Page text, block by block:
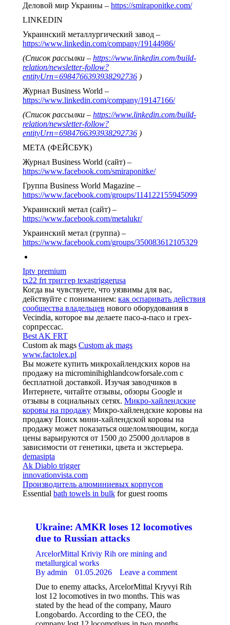
Деловой мир Украины – https://smiraponitke.com/
LINKEDIN
Украинский металлургический завод –
https://www.linkedin.com/company/19144986/
(Список рассылки – https://www.linkedin.com/build-
relation/newsletter-follow?
entityUrn=6984766393938292736 )
Журнал Business World –
https://www.linkedin.com/company/19147166/
(Список рассылки – https://www.linkedin.com/build-
relation/newsletter-follow?
entityUrn=6984766393938292736 )
МЕТА (ФЕЙСБУК)
Журнал Business World (сайт) –
https://www.facebook.com/smiraponitke/
Группа Business World Magazine –
https://www.facebook.com/groups/114122155945099
Украинский метал (сайт) –
https://www.facebook.com/metalukr/
Украинский метал (группа) –
https://www.facebook.com/groups/350083612105329
Iptv premium
tx22 frt триггер texastriggerusa
Когда вы чувствуете, что уязвимы для вас,
действуйте с пониманием: как оспаривать действия
сообщества владельцев нового оборудования в
Vecindia, которое вы делаете пасо-а-пасо и грех-
сорпрессас.
Best AK FRT
Custom ak mags Custom ak mags
www.factolex.pl
Вы можете купить микрохайлендских коров на
продажу на microminihighlandcowforsale.com с
бесплатной доставкой. Изучая заводчиков в
Интернете, читайте отзывы, обзоры Google и
отзывы в социальных сетях. Микро-хайлендские
коровы на продажу Микро-хайлендские коровы на
продажу Поиск мини-хайлендской коровы на
продажу может показаться ошеломляющим, когда
цены варьируются от 1500 до 25000 долларов в
зависимости от генетики, цвета и экстерьера.
demasipta
Ak Diablo trigger
innovationvista.com
Производитель алюминиевых корпусов
Essential bath towels in bulk for guest rooms
Ukraine: AMKR loses 12 locomotives
due to Russian attacks
ArcelorMittal Kriviy Rih ore mining and
metallurgical works
By admin 01.05.2026
Leave a comment
Due to enemy attacks, ArcelorMittal Kryvyi Rih
lost 12 locomotives in two months. This was
stated by the head of the company, Mauro
Longobardo. According to the CEO, the